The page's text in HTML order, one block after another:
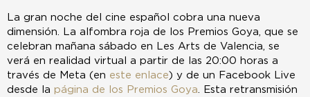
La gran noche del cine español cobra una nueva
dimensión. La alfombra roja de los Premios Goya, que se
celebran mañana sábado en Les Arts de Valencia, se
verá en realidad virtual a partir de las 20:00 horas a
través de Meta (en este enlace) y de un Facebook Live
desde la página de los Premios Goya . Esta retransmisión